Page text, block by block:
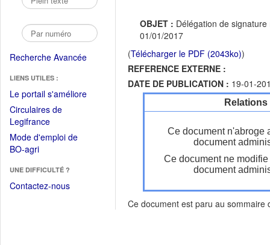
Recherche Avancée
LIENS UTILES :
Le portail s'améliore(Fichier
Circulaires de
Legifrance(Ouvrir
dans
une
fenêtre)
Mode d'emploi de
BO-agri(Ouvrir
une
nouvelle
UNE DIFFICULTÉ ?
Contactez-nous
OBJET : Délégation de
01/01/2017
(Télécharger le PDF (2043ko))
REFERENCE EXTERNE :
DATE DE PUBLICATION : 19-01-
Ce document n'abroge
document
Ce document ne
document
Ce document est paru au sommaire